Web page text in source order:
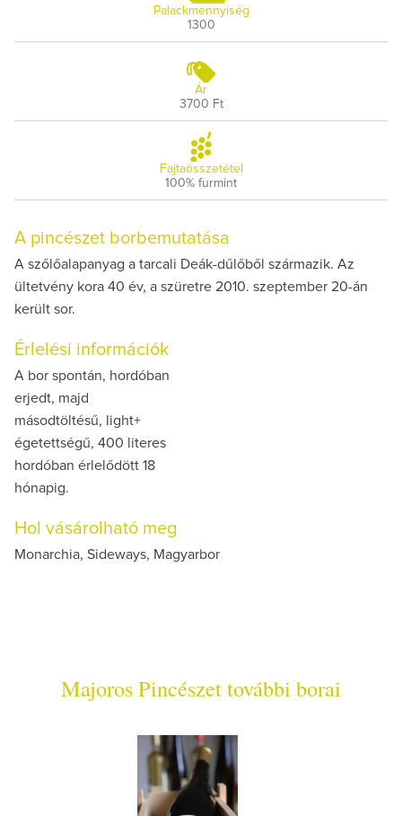
Palackmennyiség
1300
Ár
3700 Ft
Fajtaösszetétel
100% furmint
A pincészet borbemutatása
A szőlőalapanyag a tarcali Deák-dűlőből származik. Az
ültetvény kora 40 év, a szüretre 2010. szeptember 20-án
került sor.
Érlelési információk
A bor spontán, hordóban
erjedt, majd
másodtöltésű, light+
égetettségű, 400 literes
hordóban érlelődött 18
hónapig.
Hol vásárolható meg
Monarchia, Sideways, Magyarbor
Majoros Pincészet további borai